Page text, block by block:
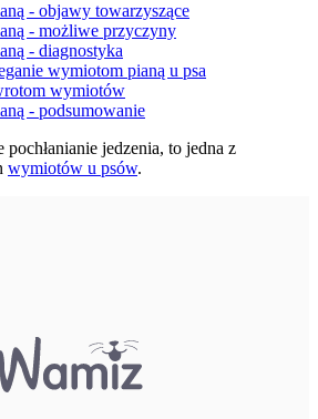
- objawy towarzyszące
- możliwe przyczyny
- diagnostyka
wymiotom pianą u psa
wymiotów
- podsumowanie
jedzenia, to jedna z
wymiotów u psów.